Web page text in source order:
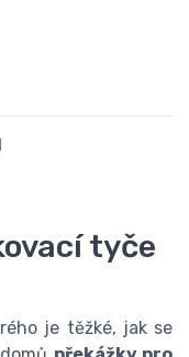
tyče
je těžké, jak se